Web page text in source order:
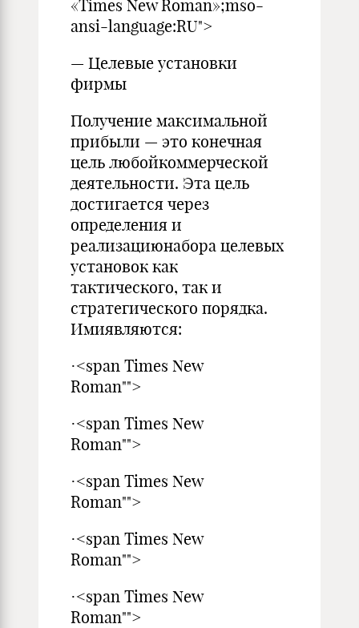
«Times New Roman»;mso-
ansi-language:RU">
— Целевые установки
фирмы
Получение максимальной
прибыли — это конечная
цель любойкоммерческой
деятельности. Эта цель
достигается через
определения и
реализациюнабора целевых
установок как
тактического, так и
стратегического порядка.
Имиявляются:
·<span Times New
Roman"">
·<span Times New
Roman"">
·<span Times New
Roman"">
·<span Times New
Roman"">
·<span Times New
Roman"">